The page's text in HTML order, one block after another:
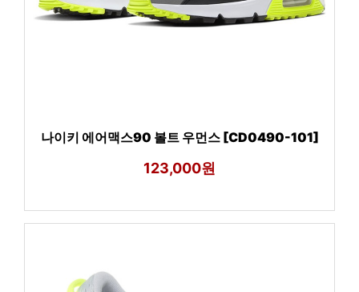
나이키 에어맥스90 볼트 우먼스 [CD0490-101]
123,000원